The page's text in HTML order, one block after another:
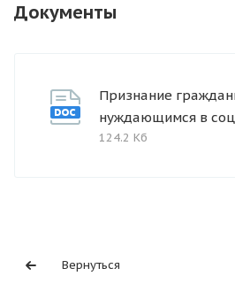
Документы
Признание
нуждающимся в
124.2 Кб
Вернуться